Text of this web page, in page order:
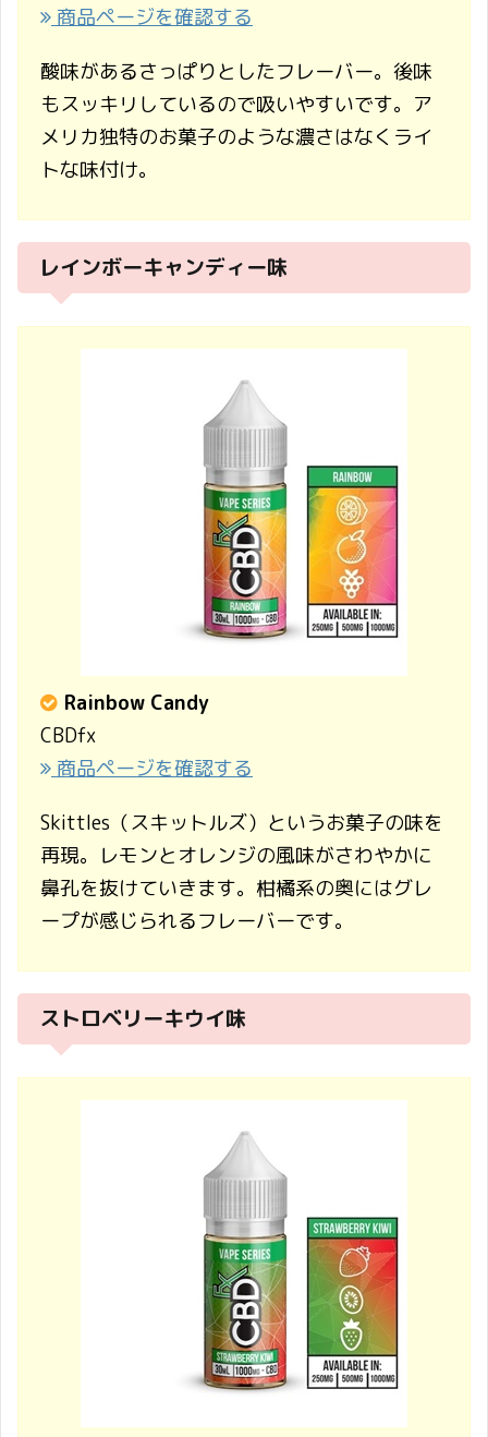
商品ページを確認する
酸味があるさっぱりとしたフレーバー。後味
もスッキリしているので吸いやすいです。ア
メリカ独特のお菓子のような濃さはなくライ
トな味付け。
レインボーキャンディー味
Rainbow Candy
CBDfx
商品ページを確認する
Skittles（スキットルズ）というお菓子の味を
再現。レモンとオレンジの風味がさわやかに
鼻孔を抜けていきます。柑橘系の奥にはグレ
ープが感じられるフレーバーです。
ストロベリーキウイ味